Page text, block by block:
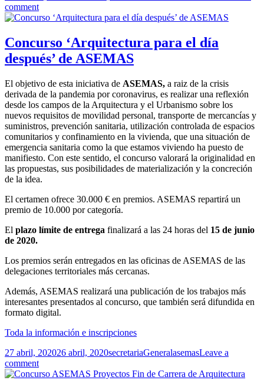
el
comment
Concurso ‘Arquitectura para el día
después’ de ASEMAS
El objetivo de esta iniciativa de ASEMAS, a raiz de la crisis
derivada de la pandemia por coronavirus, es realizar una reflexión
desde los campos de la Arquitectura y el Urbanismo sobre los
nuevos requisitos de movilidad personal, transporte de mercancías y
suministros, prevención sanitaria, utilización controlada de espacios
comunitarios y confinamiento en la vivienda, que una situación de
emergencia sanitaria como la que estamos viviendo ha puesto de
manifiesto. Con este sentido, el concurso valorará la originalidad en
las propuestas, sus posibilidades de materialización y la concreción
de la idea.
El certamen ofrece 30.000 € en premios. ASEMAS repartirá un
premio de 10.000 por categoría.
El plazo límite de entrega finalizará a las 24 horas del 15 de junio
de 2020.
Los premios serán entregados en las oficinas de ASEMAS de las
delegaciones territoriales más cercanas.
Además, ASEMAS realizará una publicación de los trabajos más
interesantes presentados al concurso, que también será difundida en
formato digital.
Toda la información e inscripciones
Publicado
el
27 abril, 202026 abril, 2020Autor
secretariaCategorías
GeneralEtiquetas
asemasLeave a
comment